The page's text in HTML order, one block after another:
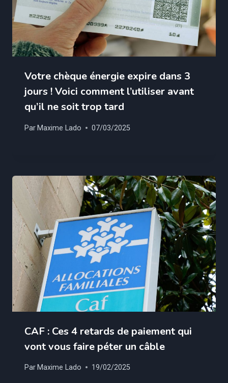
Votre chèque énergie expire dans 3
jours ! Voici comment l’utiliser avant
qu’il ne soit trop tard
Par Maxime Lado 07/03/2025
CAF : Ces 4 retards de paiement qui
vont vous faire péter un câble
Par Maxime Lado 19/02/2025